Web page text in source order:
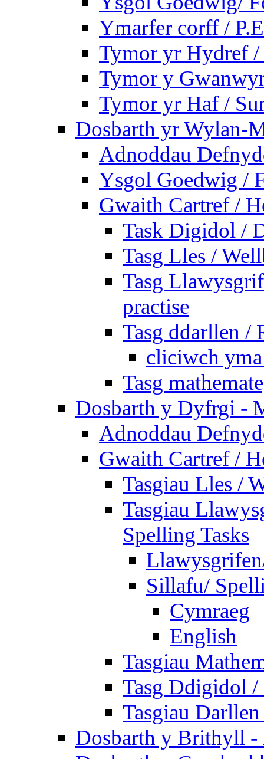
Ymarfer corff /
Tymor yr Hydref
Tymor y
Tymor yr Haf /
Dosbarth yr Wylan-
Adnoddau
Ysgol Goedwig /
Gwaith Cartref /
Task Digidol /
Tasg Lles /
Tasg
practise
Tasg ddarllen /
cliciwch
Tasg
Dosbarth y Dyfrgi -
Adnoddau
Gwaith Cartref /
Tasgiau Lles /
Tasgiau
Spelling Tasks
Sillafu/
Cymraeg
English
Tasgiau
Tasg Ddigidol
Tasgiau
Dosbarth y Brithyll